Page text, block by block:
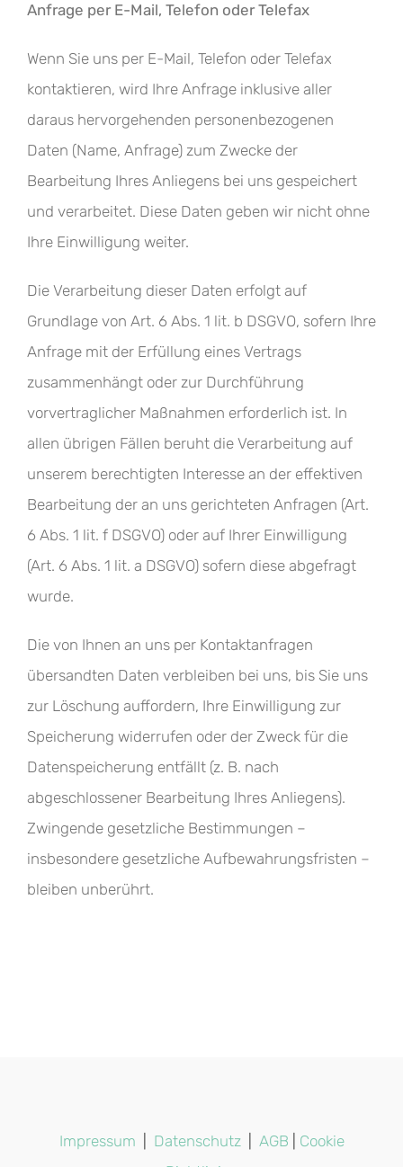
Anfrage per E-Mail, Telefon oder Telefax
Wenn Sie uns per E-Mail, Telefon oder Telefax
kontaktieren, wird Ihre Anfrage inklusive aller
daraus hervorgehenden personenbezogenen
Daten (Name, Anfrage) zum Zwecke der
Bearbeitung Ihres Anliegens bei uns gespeichert
und verarbeitet. Diese Daten geben wir nicht ohne
Ihre Einwilligung weiter.
Die Verarbeitung dieser Daten erfolgt auf
Grundlage von Art. 6 Abs. 1 lit. b DSGVO, sofern Ihre
Anfrage mit der Erfüllung eines Vertrags
zusammenhängt oder zur Durchführung
vorvertraglicher Maßnahmen erforderlich ist. In
allen übrigen Fällen beruht die Verarbeitung auf
unserem berechtigten Interesse an der effektiven
Bearbeitung der an uns gerichteten Anfragen (Art.
6 Abs. 1 lit. f DSGVO) oder auf Ihrer Einwilligung
(Art. 6 Abs. 1 lit. a DSGVO) sofern diese abgefragt
wurde.
Die von Ihnen an uns per Kontaktanfragen
übersandten Daten verbleiben bei uns, bis Sie uns
zur Löschung auffordern, Ihre Einwilligung zur
Speicherung widerrufen oder der Zweck für die
Datenspeicherung entfällt (z. B. nach
abgeschlossener Bearbeitung Ihres Anliegens).
Zwingende gesetzliche Bestimmungen –
insbesondere gesetzliche Aufbewahrungsfristen –
bleiben unberührt.
Impressum Datenschutz| AGB
Cookie